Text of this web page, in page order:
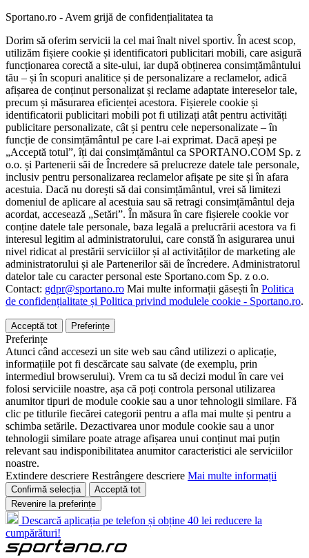
Sportano.ro - Avem grijă de confidențialitatea ta
Dorim să oferim servicii la cel mai înalt nivel sportiv. În acest scop,
utilizăm fișiere cookie și identificatori publicitari mobili, care asigură
funcționarea corectă a site-ului, iar după obținerea consimțământului
tău – și în scopuri analitice și de personalizare a reclamelor, adică
afișarea de conținut personalizat și reclame adaptate intereselor tale,
precum și măsurarea eficienței acestora. Fișierele cookie și
identificatorii publicitari mobili pot fi utilizați atât pentru activități
publicitare personalizate, cât și pentru cele nepersonalizate – în
funcție de consimțământul pe care l-ai exprimat. Dacă apeși pe
„Acceptă totul”, îți dai consimțământul ca SPORTANO.COM Sp. z
o.o. și Partenerii săi de Încredere să prelucreze datele tale personale,
inclusiv pentru personalizarea reclamelor afișate pe site și în afara
acestuia. Dacă nu dorești să dai consimțământul, vrei să limitezi
domeniul de aplicare al acestuia sau să retragi consimțământul deja
acordat, accesează „Setări”. În măsura în care fișierele cookie vor
conține datele tale personale, baza legală a prelucrării acestora va fi
interesul legitim al administratorului, care constă în asigurarea unui
nivel ridicat al prestării serviciilor și al activităților de marketing ale
administratorului și ale Partenerilor săi de încredere. Administratorul
datelor tale cu caracter personal este Sportano.com Sp. z o.o.
Contact: gdpr@sportano.ro Mai multe informații găsești în Politica
de confidențialitate și Politica privind modulele cookie - Sportano.ro.
Acceptă tot Preferințe
Preferințe
Atunci când accesezi un site web sau când utilizezi o aplicație,
informațiile pot fi descărcate sau salvate (de exemplu, prin
intermediul browserului). Vrem ca tu să decizi modul în care vei
folosi serviciile noastre, așa că poți controla personal utilizarea
anumitor tipuri de module cookie sau a unor tehnologii similare. Fă
clic pe titlurile fiecărei categorii pentru a afla mai multe și pentru a
schimba setările. Dezactivarea unor module cookie sau a unor
tehnologii similare poate atrage afișarea unui conținut mai puțin
relevant sau indisponibilitatea anumitor caracteristici ale serviciilor
noastre.
Extindere descriere Restrângere descriere Mai multe informații
Confirmă selecția
Acceptă tot
Revenire la preferințe
Descarcă aplicația pe telefon și obține 40 lei reducere la
cumpărături!